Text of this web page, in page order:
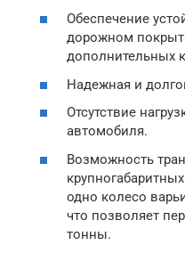
Обеспечение
дорожном
дополнительных
Надежная и
Отсутствие
автомобиля.
Возможность
одно колесо
что позволяет
тонны.